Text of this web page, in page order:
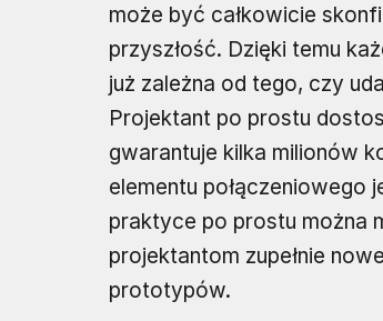
może być całkowicie
przyszłość. Dzięki temu
już zależna od tego, czy
Projektant po prostu
gwarantuje kilka milionów
elementu połączeniowego
praktyce po prostu można
projektantom zupełnie
prototypów.